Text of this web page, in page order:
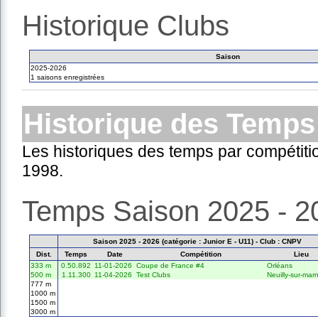
Historique Clubs
Saison
2025-2026
1 saisons enregistrées
Historique des Temps
Les historiques des temps par
1998.
Temps Saison 2025 -
Saison 2025 - 2026 (catégorie : Junior E - U11) - Club : CNPV
Dist.
Temps Date Compétition
Lieu
333 m
0.50.892 11-01-2026 Coupe de France #4
Orléans
500 m
1.11.300 11-04-2026 Test Clubs
Neuilly-sur-
777 m
1000 m
1500 m
3000 m